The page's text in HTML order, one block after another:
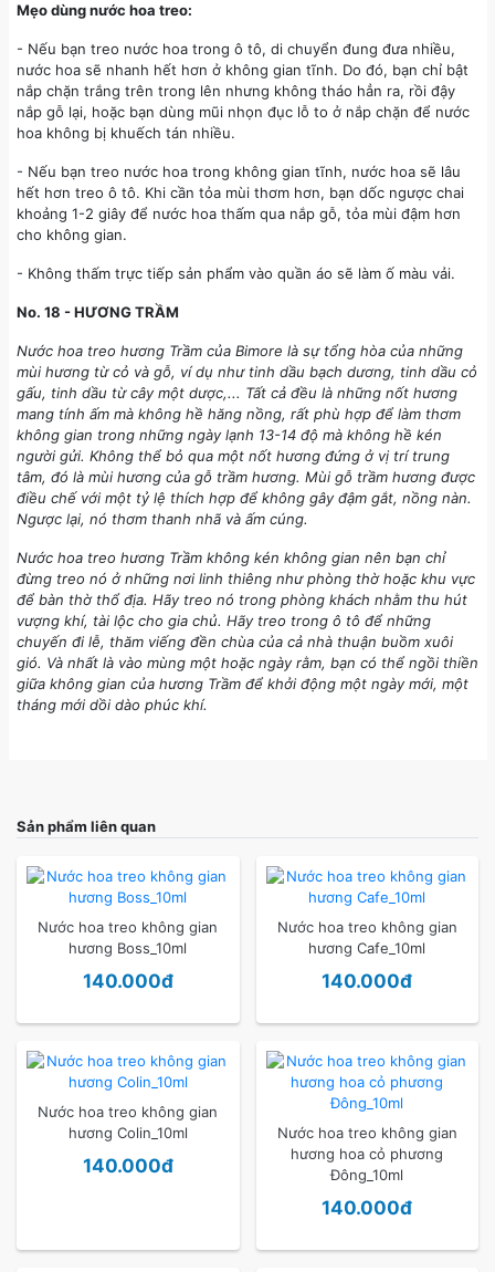
Mẹo dùng nước hoa treo:
- Nếu bạn treo nước hoa trong ô tô, di chuyển đung đưa nhiều,
nước hoa sẽ nhanh hết hơn ở không gian tĩnh. Do đó, bạn chỉ bật
nắp chặn trắng trên trong lên nhưng không tháo hẳn ra, rồi đậy
nắp gỗ lại, hoặc bạn dùng mũi nhọn đục lỗ to ở nắp chặn để nước
hoa không bị khuếch tán nhiều.
- Nếu bạn treo nước hoa trong không gian tĩnh, nước hoa sẽ lâu
hết hơn treo ô tô. Khi cần tỏa mùi thơm hơn, bạn dốc ngược chai
khoảng 1-2 giây để nước hoa thấm qua nắp gỗ, tỏa mùi đậm hơn
cho không gian.
- Không thấm trực tiếp sản phẩm vào quần áo sẽ làm ố màu vải.
No. 18 - HƯƠNG TRẦM
Nước hoa treo hương Trầm của Bimore là sự tổng hòa của những
mùi hương từ cỏ và gỗ, ví dụ như tinh dầu bạch dương, tinh dầu cỏ
gấu, tinh dầu từ cây một dược,... Tất cả đều là những nốt hương
mang tính ấm mà không hề hăng nồng, rất phù hợp để làm thơm
không gian trong những ngày lạnh 13-14 độ mà không hề kén
người gửi. Không thể bỏ qua một nốt hương đứng ở vị trí trung
tâm, đó là mùi hương của gỗ trầm hương. Mùi gỗ trầm hương được
điều chế với một tỷ lệ thích hợp để không gây đậm gắt, nồng nàn.
Ngược lại, nó thơm thanh nhã và ấm cúng.
Nước hoa treo hương Trầm không kén không gian nên bạn chỉ
đừng treo nó ở những nơi linh thiêng như phòng thờ hoặc khu vực
để bàn thờ thổ địa. Hãy treo nó trong phòng khách nhằm thu hút
vượng khí, tài lộc cho gia chủ. Hãy treo trong ô tô để những
chuyến đi lễ, thăm viếng đền chùa của cả nhà thuận buồm xuôi
gió. Và nhất là vào mùng một hoặc ngày rằm, bạn có thể ngồi thiền
giữa không gian của hương Trầm để khởi động một ngày mới, một
tháng mới dồi dào phúc khí.
Sản phẩm liên quan
Nước hoa treo không gian
hương Boss_10ml
140.000đ
Nước hoa treo không gian
hương Cafe_10ml
140.000đ
Nước hoa treo không gian
hương Colin_10ml
140.000đ
Nước hoa treo không gian
hương hoa cỏ phương
Đông_10ml
140.000đ